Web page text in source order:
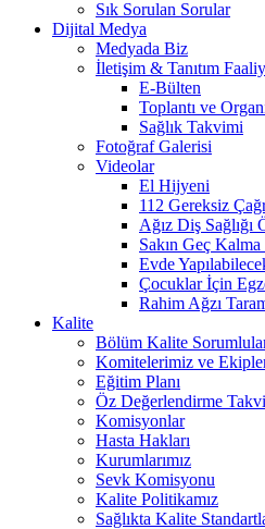
Sık Sorulan Sorular
Dijital Medya
Medyada Biz
İletişim & Tanıtım
E-Bülten
Toplantı ve
Sağlık Takvimi
Fotoğraf Galerisi
Videolar
El Hijyeni
112 Gereksiz
Ağız Diş Sağlığı
Sakın Geç
Evde
Çocuklar İçin
Rahim Ağzı
Kalite
Bölüm Kalite
Komitelerimiz ve
Eğitim Planı
Öz Değerlendirme
Komisyonlar
Hasta Hakları
Kurumlarımız
Sevk Komisyonu
Kalite Politikamız
Sağlıkta Kalite